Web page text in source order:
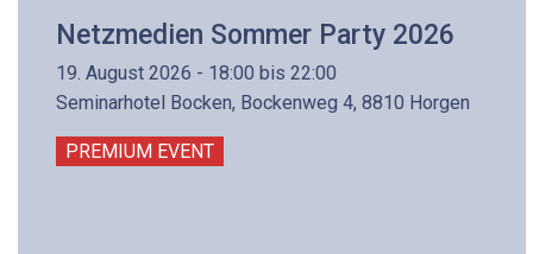
Netzmedien Sommer Party 2026
19. August 2026 - 18:00 bis 22:00
Seminarhotel Bocken, Bockenweg 4, 8810 Horgen
PREMIUM EVENT